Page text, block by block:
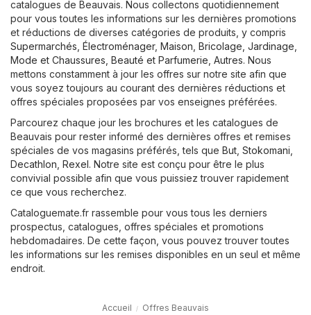
catalogues de Beauvais. Nous collectons quotidiennement
pour vous toutes les informations sur les dernières promotions
et réductions de diverses catégories de produits, y compris
Supermarchés Électroménager, Maison, Bricolage, Jardinage
Mode et Chaussures Beauté et Parfumerie Autres. Nous
mettons constamment à jour les offres sur notre site afin que
vous soyez toujours au courant des dernières réductions et
offres spéciales proposées par vos enseignes préférées.
Parcourez chaque jour les brochures et les catalogues de
Beauvais pour rester informé des dernières offres et remises
spéciales de vos magasins préférés, tels que But Stokomani
Decathlon Rexel. Notre site est conçu pour être le plus
convivial possible afin que vous puissiez trouver rapidement
ce que vous recherchez.
Cataloguemate.fr rassemble pour vous tous les derniers
prospectus, catalogues, offres spéciales et promotions
hebdomadaires. De cette façon, vous pouvez trouver toutes
les informations sur les remises disponibles en un seul et même
endroit.
Accueil Offres Beauvais